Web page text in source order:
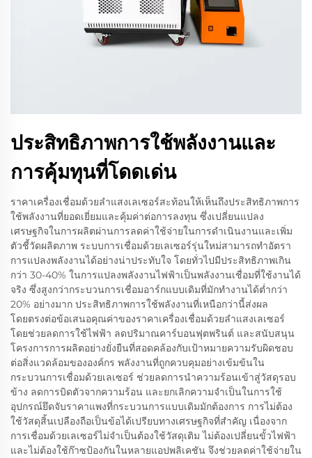
ประสิทธิภาพการใช้พลังงานและ
การคุ้มทุนที่โดดเด่น
ราคาเครื่องเชื่อมด้วยลำแสงเลเซอร์สะท้อนให้เห็นถึงประสิทธิภาพการ
ใช้พลังงานที่ยอดเยี่ยมและคุ้มค่าต่อการลงทุน ซึ่งเปลี่ยนแปลง
เศรษฐกิจในการผลิตผ่านการลดค่าใช้จ่ายในการดำเนินงานและเพิ่ม
ตัวชี้วัดผลิตภาพ ระบบการเชื่อมด้วยเลเซอร์รุ่นใหม่สามารถทำอัตรา
การแปลงพลังงานได้อย่างน่าประทับใจ โดยทั่วไปมีประสิทธิภาพเกิน
กว่า 30-40% ในการแปลงพลังงานไฟฟ้าเป็นพลังงานเชื่อมที่ใช้งานได้
จริง ซึ่งสูงกว่ากระบวนการเชื่อมอาร์กแบบเดิมที่มักทำงานได้ต่ำกว่า
20% อย่างมาก ประสิทธิภาพการใช้พลังงานที่เหนือกว่านี้ส่งผล
โดยตรงต่อข้อเสนอคุณค่าของราคาเครื่องเชื่อมด้วยลำแสงเลเซอร์
โดยช่วยลดการใช้ไฟฟ้า ลดปริมาณคาร์บอนฟุตพรินต์ และสนับสนุน
โครงการการผลิตอย่างยั่งยืนที่สอดคล้องกับเป้าหมายความรับผิดชอบ
ต่อสิ่งแวดล้อมขององค์กร พลังงานที่ถูกควบคุมอย่างเข้มข้นใน
กระบวนการเชื่อมด้วยเลเซอร์ ช่วยลดการนำความร้อนเข้าสู่วัสดุรอบ
ข้าง ลดการบิดตัวจากความร้อน และยกเลิกความจำเป็นในการใช้
อุปกรณ์ยึดจับราคาแพงที่กระบวนการแบบเดิมมักต้องการ การไม่ต้อง
ใช้วัสดุสิ้นเปลืองถือเป็นข้อได้เปรียบทางเศรษฐกิจที่สำคัญ เนื่องจาก
การเชื่อมด้วยเลเซอร์ไม่จำเป็นต้องใช้วัสดุเติม ไม่ต้องเปลี่ยนขั้วไฟฟ้า
และไม่ต้องใช้ก๊าซป้องกันในหลายแอปพลิเคชัน จึงช่วยลดค่าใช้จ่ายใน